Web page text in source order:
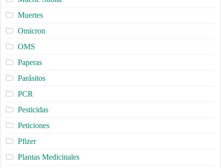
Muertes
Omicron
OMS
Paperas
Parásitos
PCR
Pesticidas
Peticiones
Pfizer
Plantas Medicinales